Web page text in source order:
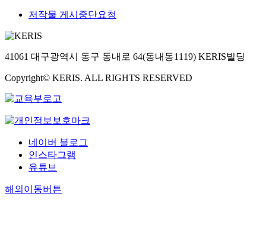
저작물 게시중단요청
41061 대구광역시 동구 동내로 64(동내동1119) KERIS빌딩
Copyright© KERIS. ALL RIGHTS RESERVED
네이버 블로그
인스타그램
유튜브
해외이동버튼